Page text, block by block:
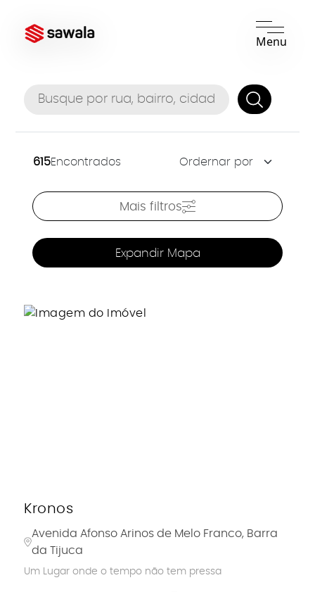
Menu
615Encontrados
Mais filtros
Expandir Mapa
Kronos
Avenida Afonso Arinos de Melo Franco, Barra
da Tijuca
Um Lugar onde o tempo não tem pressa